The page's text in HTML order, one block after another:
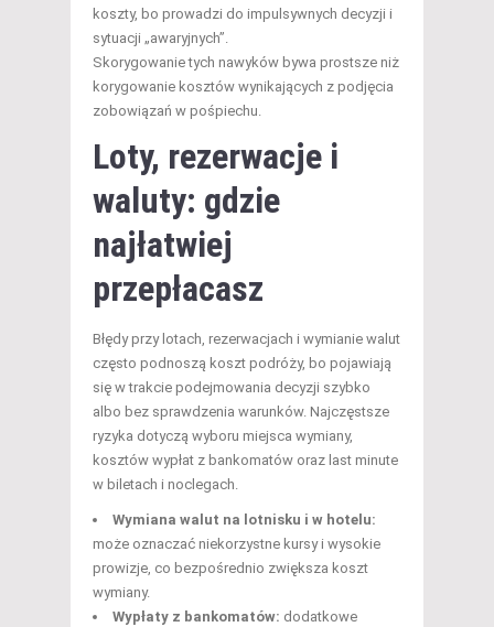
koszty, bo prowadzi do impulsywnych decyzji i
sytuacji „awaryjnych”.
Skorygowanie tych nawyków bywa prostsze niż
korygowanie kosztów wynikających z podjęcia
zobowiązań w pośpiechu.
Loty, rezerwacje i
waluty: gdzie
najłatwiej
przepłacasz
Błędy przy lotach, rezerwacjach i wymianie walut
często podnoszą koszt podróży, bo pojawiają
się w trakcie podejmowania decyzji szybko
albo bez sprawdzenia warunków. Najczęstsze
ryzyka dotyczą wyboru miejsca wymiany,
kosztów wypłat z bankomatów oraz last minute
w biletach i noclegach.
Wymiana walut na lotnisku i w hotelu:
może oznaczać niekorzystne kursy i wysokie
prowizje, co bezpośrednio zwiększa koszt
wymiany.
Wypłaty z bankomatów: dodatkowe